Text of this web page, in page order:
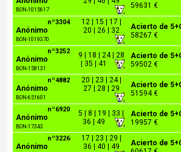
BON-1015617
59631 €
nº3304
Anónimo
BON-1019370
12 | 15 | 17 |
20 | 26 | 32
Acierto de
58267 €
nº3252
Anónimo
BON-158131
9 | 18 | 24 | 28
| 35 | 41
Acierto de
59502 €
nº4882
Anónimo
BON-651601
20 | 23 | 24 |
27 | 28 | 29
Acierto de
51594 €
nº6920
Anónimo
BON-17343
5 | 8 | 19 | 33 |
36 | 49
Acierto de
19957 €
nº3226
Anónimo
17 | 23 | 29 |
36 | 40 | 49
Acierto de